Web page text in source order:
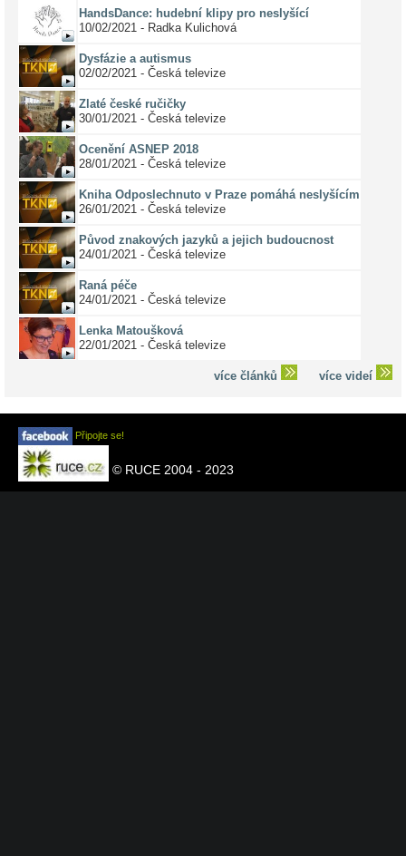
HandsDance: hudební klipy pro neslyšící
10/02/2021 - Radka Kulichová
Dysfázie a autismus
02/02/2021 - Česká televize
Zlaté české ručičky
30/01/2021 - Česká televize
Ocenění ASNEP 2018
28/01/2021 - Česká televize
Kniha Odposlechnuto v Praze pomáhá neslyšícím
26/01/2021 - Česká televize
Původ znakových jazyků a jejich budoucnost
24/01/2021 - Česká televize
Raná péče
24/01/2021 - Česká televize
Lenka Matoušková
22/01/2021 - Česká televize
více článků více videí
Připojte se!
© RUCE 2004 - 2023